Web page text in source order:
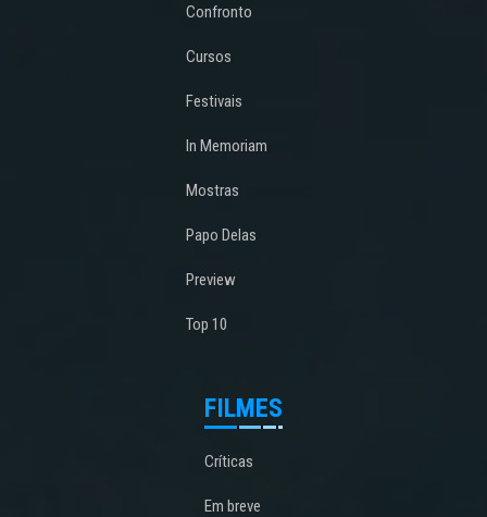
Confronto
Cursos
Festivais
In Memoriam
Mostras
Papo Delas
Preview
Top 10
FILMES
Críticas
Em breve